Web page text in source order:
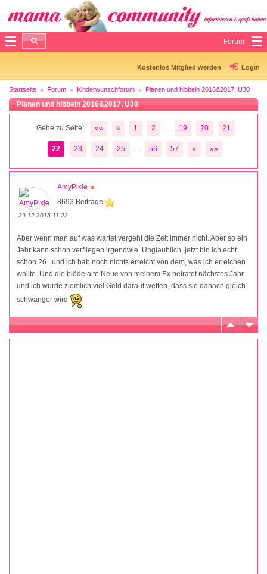
Forum
Kostenlos Mitglied werden Login
Startseite Forum Kinderwunschforum Planen und hibbeln 2016&2017, U30
Planen und hibbeln 2016&2017, U30
Gehe zu Seite: «« « 1 2 19 20 21
22 23 24 25 56 57 » »»
AmyPixie
8693 Beiträge
29.12.2015 11:22
Aber wenn man auf was wartet vergeht die Zeit immer nicht. Aber so ein
Jahr kann schon verfliegen irgendwie. Unglaublich, jetzt bin ich echt
schon 26...und ich hab noch nichts erreicht von dem, was ich erreichen
wollte. Und die blöde alte Neue von meinem Ex heiratet nächstes Jahr
und ich würde ziemlich viel Geld darauf wetten, dass sie danach gleich
schwanger wird